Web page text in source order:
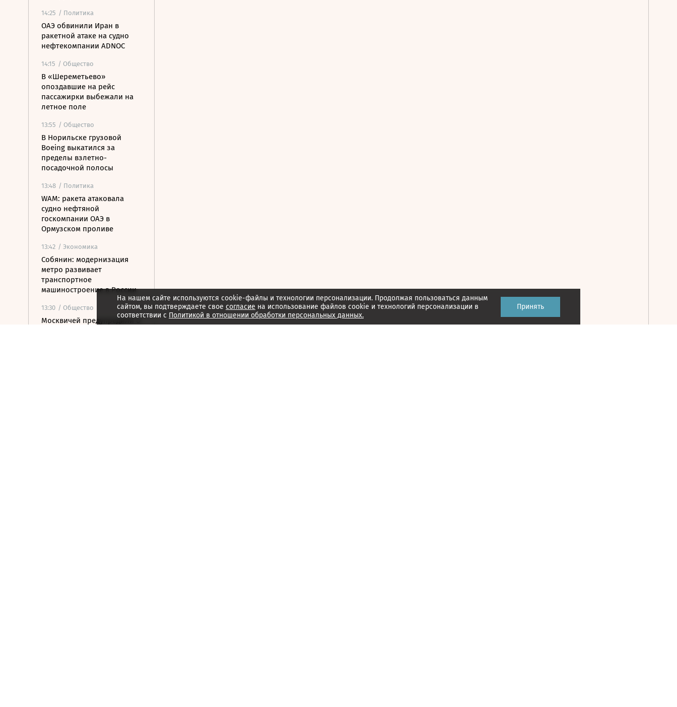
14:25 / Политика
ОАЭ обвинили Иран в
ракетной атаке на судно
нефтекомпании ADNOC
14:15 / Общество
В «Шереметьево»
опоздавшие на рейс
пассажирки выбежали на
летное поле
13:55 / Общество
В Норильске грузовой
Boeing выкатился за
пределы взлетно-
посадочной полосы
13:48 / Политика
WAM: ракета атаковала
судно нефтяной
госкомпании ОАЭ в
Ормузском проливе
13:42 / Экономика
Собянин: модернизация
метро развивает
транспортное
машиностроение в России
13:30 / Общество
Москвичей предупредили о
На нашем сайте используются cookie-файлы и технологии персонализации. Продолжая пользоваться данным
сайтом, вы подтверждаете свое согласие на использование файлов cookie и технологий персонализации в
соответствии с Политикой в отношении обработки персональных данных.
Принять